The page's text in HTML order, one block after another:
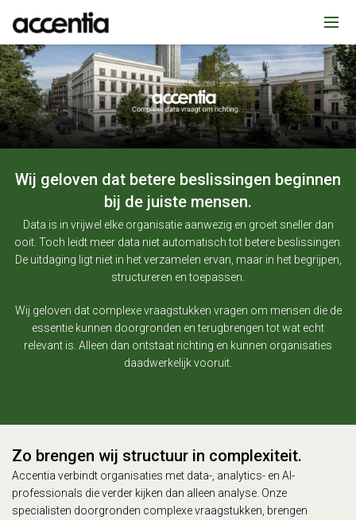
Wij geloven dat betere beslissingen beginnen
bij de juiste mensen.
Data is in vrijwel elke organisatie aanwezig en groeit sneller dan
ooit. Toch leidt meer data niet automatisch tot betere beslissingen.
De uitdaging ligt niet in het verzamelen ervan, maar in het begrijpen,
structureren en toepassen.
Wij geloven dat complexe vraagstukken vragen om mensen die de
essentie kunnen doorgronden en terugbrengen tot wat echt
relevant is. Alleen dan ontstaat richting en kunnen organisaties
daadwerkelijk vooruit.
Zo brengen wij structuur in complexiteit.
Accentia verbindt organisaties met data-, analytics- en AI-
professionals die verder kijken dan alleen analyse. Onze
specialisten doorgronden complexe vraagstukken, brengen